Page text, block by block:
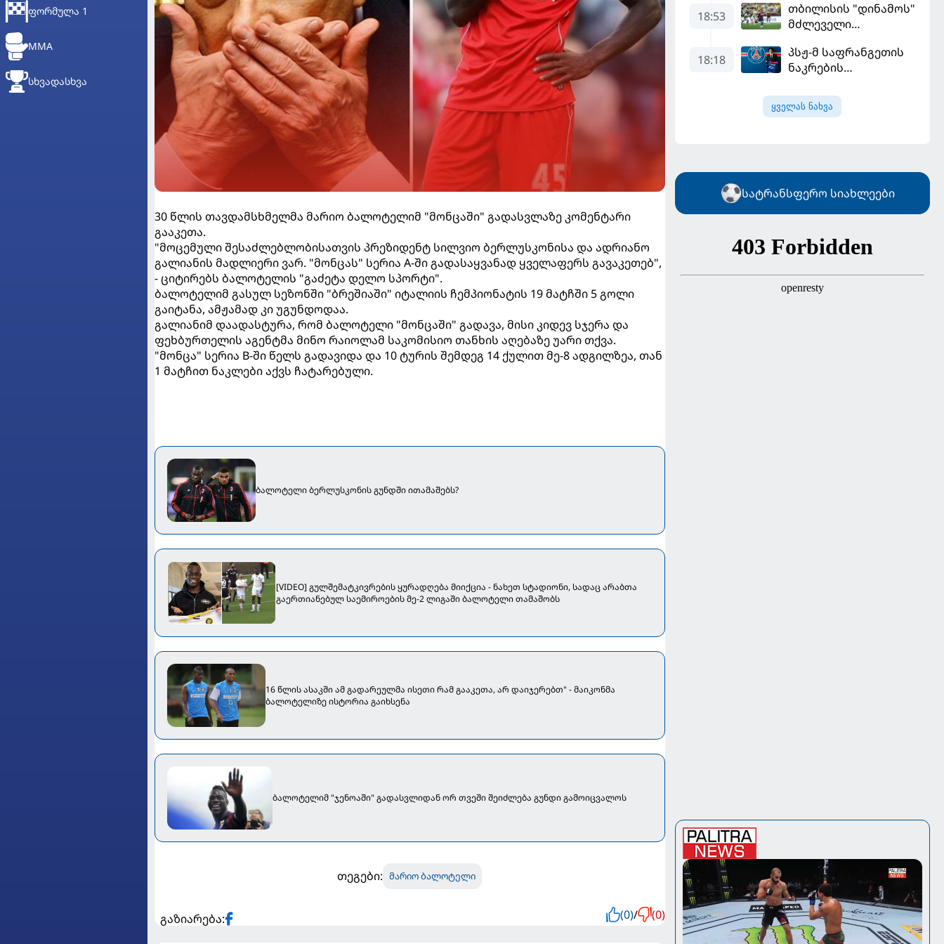
ᲤᲝᲠᲛᲣᲚᲐ 1
MMA
ᲡᲮᲕᲐᲓᲐᲡᲮᲕᲐ
30 წლის თავდამსხმელმა მარიო ბალოტელიმ "მონცაში" გადასვლაზე კომენტარი
გააკეთა.
"მოცემული შესაძლებლობისათვის პრეზიდენტ სილვიო ბერლუსკონისა და ადრიანო
გალიანის მადლიერი ვარ. "მონცას" სერია A-ში გადასაყვანად ყველაფერს გავაკეთებ",
- ციტირებს ბალოტელის "გაძეტა დელო სპორტი".
ბალოტელიმ გასულ სეზონში "ბრეშიაში" იტალიის ჩემპიონატის 19 მატჩში 5 გოლი
გაიტანა, ამჟამად კი უგუნდოდაა.
გალიანიმ დაადასტურა, რომ ბალოტელი "მონცაში" გადავა, მისი კიდევ სჯერა და
ფეხბურთელის აგენტმა მინო რაიოლამ საკომისიო თანხის აღებაზე უარი თქვა.
"მონცა" სერია B-ში წელს გადავიდა და 10 ტურის შემდეგ 14 ქულით მე-8 ადგილზეა, თან
1 მატჩით ნაკლები აქვს ჩატარებული.
ბალოტელი ბერლუსკონის გუნდში ითამაშებს?
[VIDEO] გულშემატკივრების ყურადღება მიიქცია - ნახეთ სტადიონი, სადაც არაბთა
გაერთიანებულ საემიროების მე-2 ლიგაში ბალოტელი თამაშობს
16 წლის ასაკში ამ გადარეულმა ისეთი რამ გააკეთა, არ დაიჯერებთ" - მაიკონმა
ბალოტელიზე ისტორია გაიხსენა
ბალოტელიმ "ჯენოაში" გადასვლიდან ორ თვეში შეიძლება გუნდი გამოიცვალოს
თეგები: მარიო ბალოტელი
გაზიარება: (0)/ (0)
18:53
თბილისის "დინამოს"
მძლეველი
"ჰაიდუკთან"
განადგურდა
18:18
პსჟ-მ საფრანგეთის
ნაკრების
დაიმატა
ყველას ნახვა
სატრანსფერო სიახლეები